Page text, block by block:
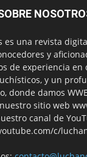
es una revista
y
de experiencia en
y un
donde damos
sitio web
canal de
c/